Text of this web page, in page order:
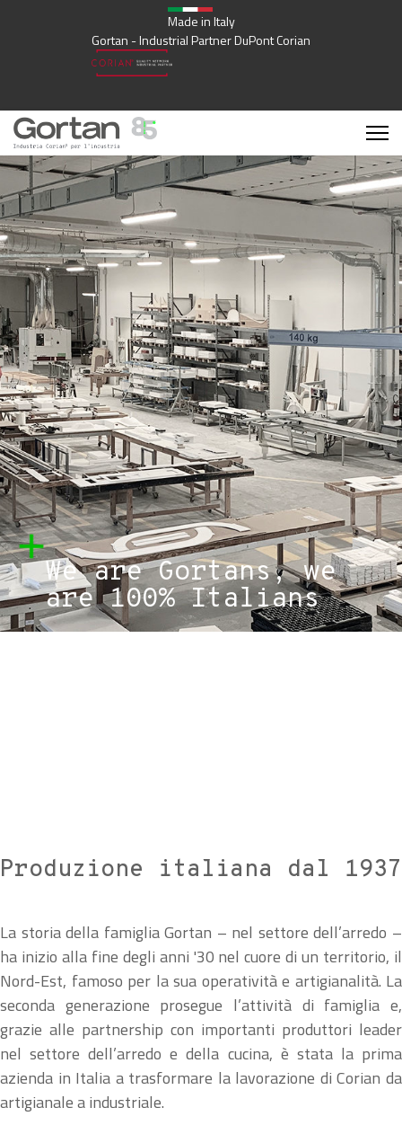
Made in Italy
Gortan - Industrial Partner DuPont Corian
We are Gortans, we
are 100% Italians
Produzione italiana dal 1937
La storia della famiglia Gortan – nel settore dell’arredo –
ha inizio alla fine degli anni '30 nel cuore di un territorio, il
Nord-Est, famoso per la sua operatività e artigianalità. La
seconda generazione prosegue l’attività di famiglia e,
grazie alle partnership con importanti produttori leader
nel settore dell’arredo e della cucina, è stata la prima
azienda in Italia a trasformare la lavorazione di Corian da
artigianale a industriale.